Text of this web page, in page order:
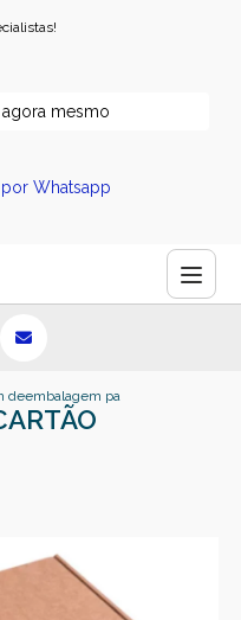
mesmo
Whatsapp
de papel
embalagem papel cartao